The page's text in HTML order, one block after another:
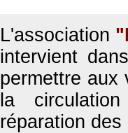
L'association
intervient
permettre aux
la
réparation